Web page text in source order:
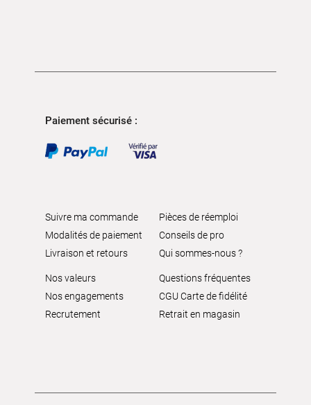
Paiement sécurisé :
Suivre ma commande
Modalités de paiement
Livraison et retours
Pièces de réemploi
Conseils de pro
Qui sommes-nous ?
Nos valeurs
Nos engagements
Recrutement
Questions fréquentes
CGU Carte de fidélité
Retrait en magasin